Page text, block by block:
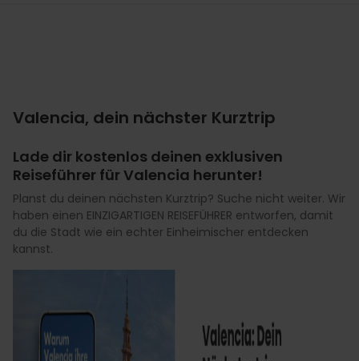
Valencia, dein nächster Kurztrip
Lade dir kostenlos deinen exklusiven
Reiseführer für Valencia herunter!
Planst du deinen nächsten Kurztrip? Suche nicht weiter. Wir
haben einen EINZIGARTIGEN REISEFÜHRER entworfen, damit
du die Stadt wie ein echter Einheimischer entdecken
kannst.